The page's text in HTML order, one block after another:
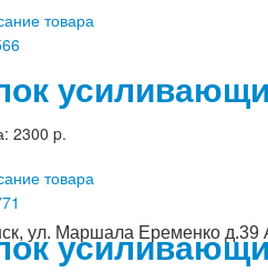
ул. Маршала Еременко
товара
2300 p.
товара